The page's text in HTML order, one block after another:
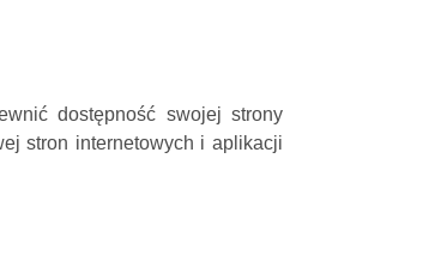
dostępność swojej strony
stron internetowych i aplikacji